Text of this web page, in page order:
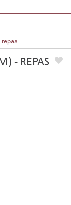
repas
- REPAS